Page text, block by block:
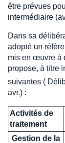
être prévues
intermédiaire
Dans sa
adopté un
mis en œuvre à
propose, à titre
suivantes (
avr.) :
Activités de
traitement
Gestion de la